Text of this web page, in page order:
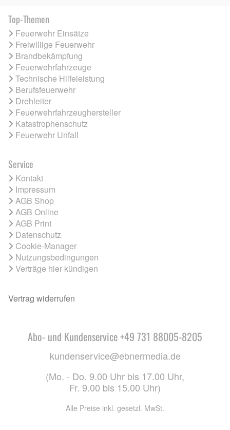
Top-Themen
Feuerwehr Einsätze
Freiwillige Feuerwehr
Brandbekämpfung
Feuerwehrfahrzeuge
Technische Hilfeleistung
Berufsfeuerwehr
Drehleiter
Feuerwehrfahrzeughersteller
Katastrophenschutz
Feuerwehr Unfall
Service
Kontakt
Impressum
AGB Shop
AGB Online
AGB Print
Datenschutz
Cookie-Manager
Nutzungsbedingungen
Verträge hier kündigen
Vertrag widerrufen
Abo- und Kundenservice +49 731 88005-8205
kundenservice@ebnermedia.de
(Mo. - Do. 9.00 Uhr bis 17.00 Uhr,
Fr. 9.00 bis 15.00 Uhr)
Alle Preise inkl. gesetzl. MwSt.